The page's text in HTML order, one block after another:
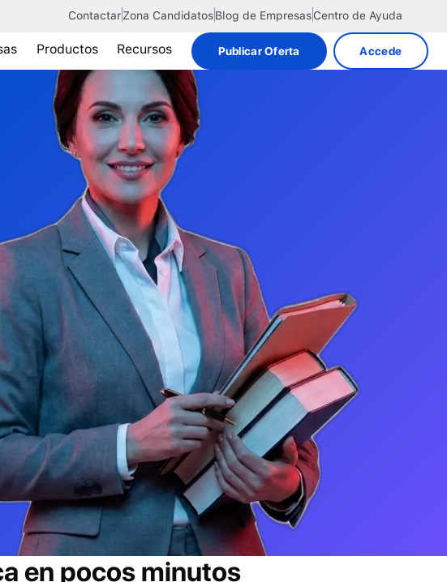
ContactarZona CandidatosBlog de EmpresasCentro de Ayuda
Productos Recursos Publicar Oferta Accede
en pocos minutos